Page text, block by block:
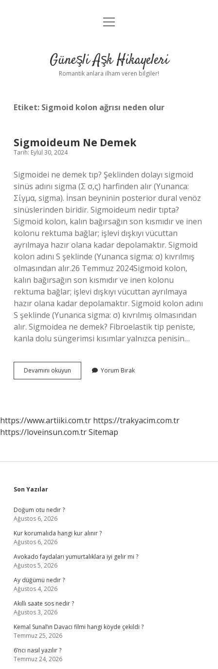
Anasayfa
Yasal Uyarı
menüyü
Güneşli Aşk Hikayeleri
Romantik anlara ilham veren bilgiler!
Etiket: Sigmoid kolon ağrısı neden olur
Sigmoideum Ne Demek
Tarih: Eylül 30, 2024
Sigmoidei ne demek tıp? Şeklinden dolayı sigmoid
sinüs adını sigma (Σ σ,ς) harfinden alır (Yunanca:
Σίγμα, sigma). İnsan beyninin posterior dural venöz
sinüslerinden biridir. Sigmoideum nedir tıpta?
Sigmoid kolon, kalın bağırsağın son kısmıdır ve inen
kolonu rektuma bağlar; işlevi dışkıyı vücuttan
ayrılmaya hazır olana kadar depolamaktır. Sigmoid
kolon adını S şeklinde (Yunanca sigma: σ) kıvrılmış
olmasından alır.26 Temmuz 2024Sigmoid kolon,
kalın bağırsağın son kısmıdır ve inen kolonu
rektuma bağlar; işlevi dışkıyı vücuttan ayrılmaya
hazır olana kadar depolamaktır. Sigmoid kolon adını
S şeklinde (Yunanca sigma: σ) kıvrılmış olmasından
alır. Sigmoidea ne demek? Fibroelastik tip peniste,
kanla dolu süngerimsi kısımlar yalnızca penisin…
Devamını okuyun Sigmoideum
Ne
Yorum Bırak
https://www.artiiki.com.tr https://trakyacim.com.tr
https://loveinsun.com.trSitemap
Sidebar
Son Yazılar
Doğum otu nedir ?
Ağustos 6, 2026
Kur korumalıda hangi kur alınır ?
Ağustos 6, 2026
Avokado faydaları yumurtalıklara iyi gelir mi ?
Ağustos 5, 2026
Ay düğümü nedir ?
Ağustos 4, 2026
Akıllı saate sos nedir ?
Ağustos 3, 2026
Kemal Sunal’ın Davacı filmi hangi köyde çekildi ?
Temmuz 25, 2026
6’ncı nasıl yazılır ?
Temmuz 24, 2026